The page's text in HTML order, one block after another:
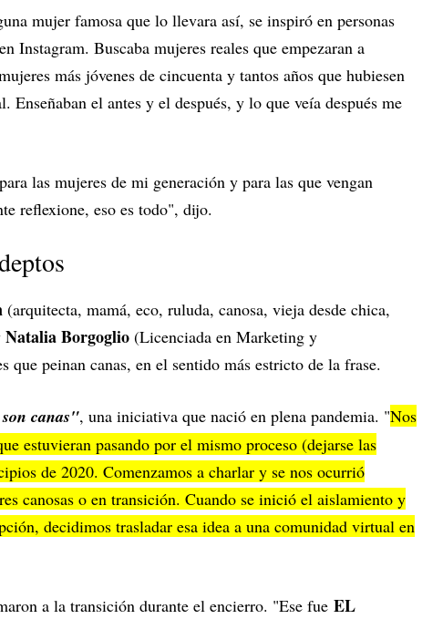
mujer famosa que lo llevara así, se inspiró en personas
Instagram. Buscaba mujeres reales que empezaran a
más jóvenes de cincuenta y tantos años que hubiesen
Enseñaban el antes y el después, y lo que veía después me
las mujeres de mi generación y para las que vengan
reflexione, eso es todo", dijo.
(arquitecta, mamá, eco, ruluda, canosa, vieja desde chica,
Natalia Borgoglio (Licenciada en Marketing y
que peinan canas, en el sentido más estricto de la frase.
canas", una iniciativa que nació en plena pandemia. "Nos
estuvieran pasando por el mismo proceso (dejarse las
de 2020. Comenzamos a charlar y se nos ocurrió
canosas o en transición. Cuando se inició el aislamiento y
decidimos trasladar esa idea a una comunidad virtual en
a la transición durante el encierro. "Ese fue EL